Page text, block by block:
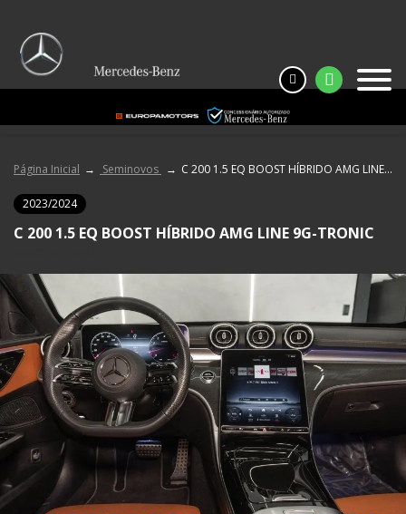
Página Inicial Seminovos C 200 1.5 EQ BOOST HÍBRIDO AMG LINE 9G-TRONIC
2023/2024
C 200 1.5 EQ BOOST HÍBRIDO AMG LINE 9G-TRONIC